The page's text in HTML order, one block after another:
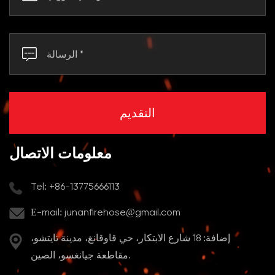
معلومات الاتصال
Tel: +86-13775666113
E-mail: junanfirehose@gmail.com
إضافة: 18 شارع الابتكار، حي قاوقانغ، مدينة تايتشو،
مقاطعة جيانغسو، الصين.